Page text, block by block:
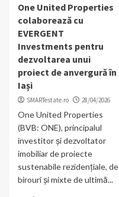
One United Properties
colaborează cu
EVERGENT
Investments pentru
dezvoltarea unui
proiect de anvergură în
Iași
SMARTestate.ro 28/04/2026
One United Properties
(BVB: ONE), principalul
investitor și dezvoltator
imobiliar de proiecte
sustenabile rezidențiale, de
birouri și mixte de ultimă...